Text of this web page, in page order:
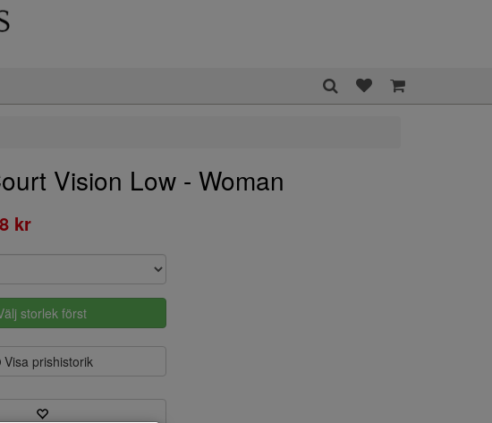
Vision Low - Woman
kr
storlek först
Visa prishistorik